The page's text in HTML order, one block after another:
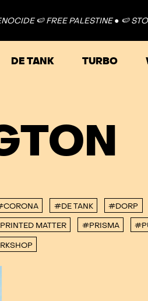
🍉 FREE PALESTINE ● 🍉 STOP
DE TANK TURBO
#DE TANK #DORP
MATTER #PRISMA